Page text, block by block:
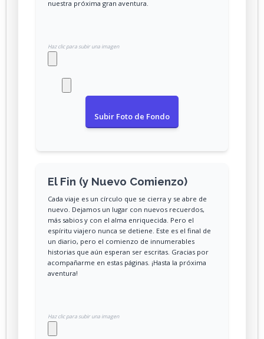
nuestra próxima gran aventura.
Haz clic para subir una imagen
Subir Foto de Fondo
El Fin (y Nuevo Comienzo)
Cada viaje es un círculo que se cierra y se abre de
nuevo. Dejamos un lugar con nuevos recuerdos,
más sabios y con el alma enriquecida. Pero el
espíritu viajero nunca se detiene. Este es el final de
un diario, pero el comienzo de innumerables
historias que aún esperan ser escritas. Gracias por
acompañarme en estas páginas. ¡Hasta la próxima
aventura!
Haz clic para subir una imagen